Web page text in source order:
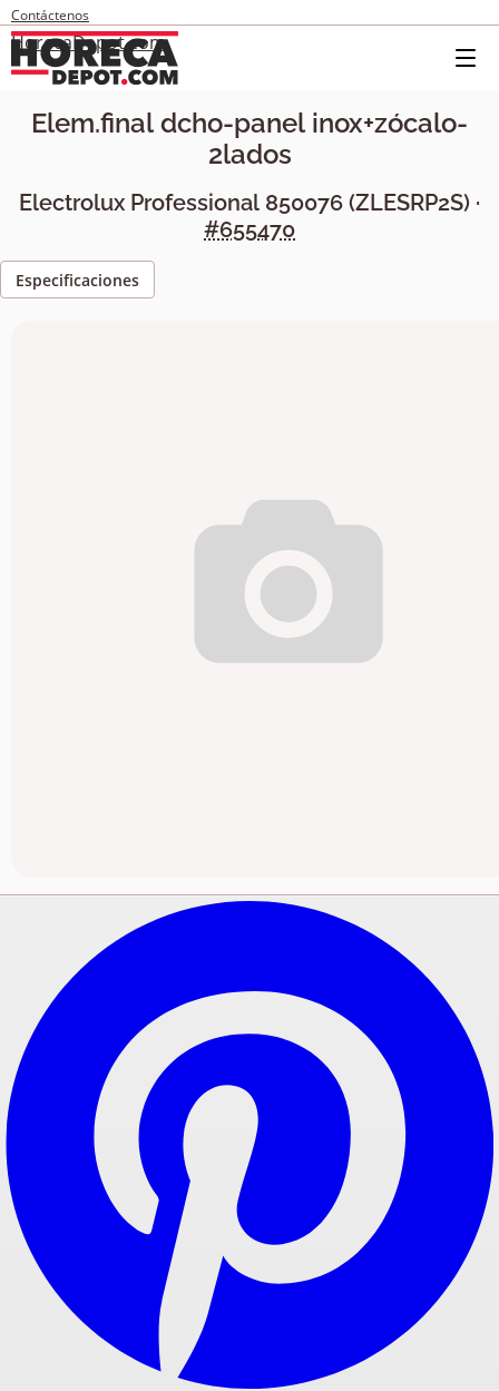
Contáctenos
HorecaDepot.com
Elem.final dcho-panel inox+zócalo-
2lados
Electrolux Professional 850076 (ZLESRP2S) ·
#655470
Especificaciones